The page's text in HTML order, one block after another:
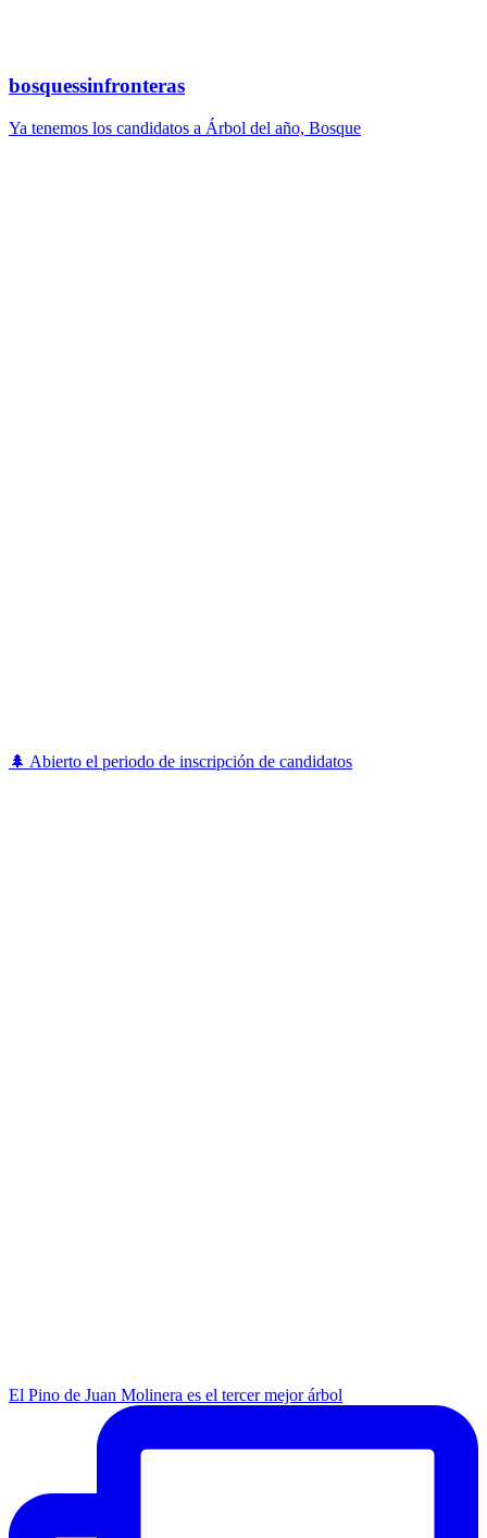
bosquessinfronteras
Ya tenemos los candidatos a Árbol del año, Bosque
🌲 Abierto el periodo de inscripción de candidatos
El Pino de Juan Molinera es el tercer mejor árbol